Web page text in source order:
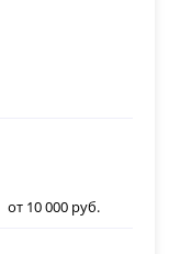
от 10 000 руб.